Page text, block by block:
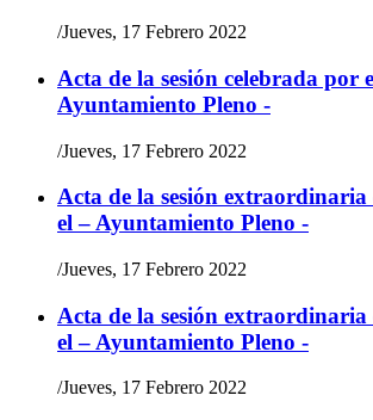
/Jueves, 17 Febrero 2022
Acta de la sesión celebrada por
Ayuntamiento Pleno -
/Jueves, 17 Febrero 2022
Acta de la sesión
el – Ayuntamiento Pleno -
/Jueves, 17 Febrero 2022
Acta de la sesión
el – Ayuntamiento Pleno -
/Jueves, 17 Febrero 2022